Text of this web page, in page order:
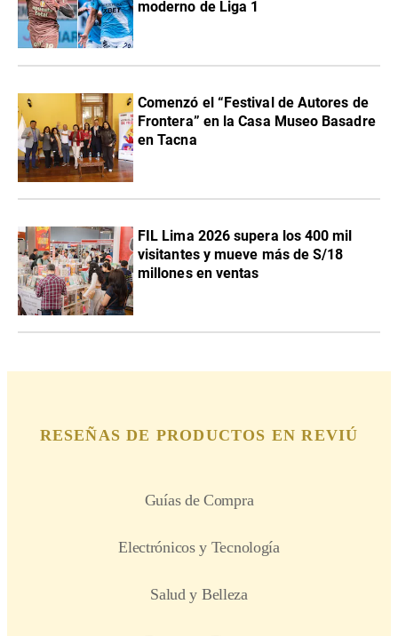
moderno de Liga 1
Comenzó el “Festival de Autores de
Frontera” en la Casa Museo Basadre
en Tacna
FIL Lima 2026 supera los 400 mil
visitantes y mueve más de S/18
millones en ventas